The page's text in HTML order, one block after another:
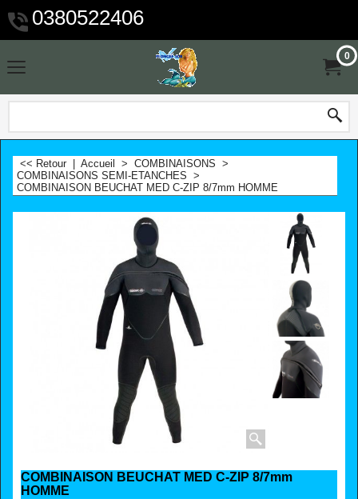
0380522406
0
<< Retour Accueil > COMBINAISONS >
COMBINAISONS SEMI-ETANCHES >
COMBINAISON BEUCHAT MED C-ZIP 8/7mm HOMME
COMBINAISON BEUCHAT MED C-ZIP 8/7mm
HOMME